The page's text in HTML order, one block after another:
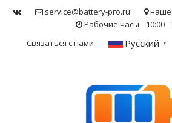
service@battery-pro.ru
наше
Рабочие часы --10:00 -
Связаться с нами
Русский ▼